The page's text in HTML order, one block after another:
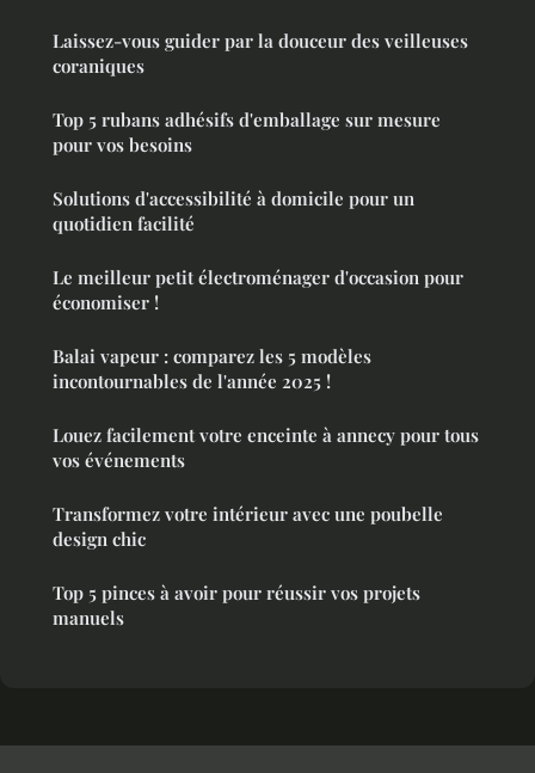
Laissez-vous guider par la douceur des veilleuses
coraniques
Top 5 rubans adhésifs d'emballage sur mesure
pour vos besoins
Solutions d'accessibilité à domicile pour un
quotidien facilité
Le meilleur petit électroménager d'occasion pour
économiser !
Balai vapeur : comparez les 5 modèles
incontournables de l'année 2025 !
Louez facilement votre enceinte à annecy pour tous
vos événements
Transformez votre intérieur avec une poubelle
design chic
Top 5 pinces à avoir pour réussir vos projets
manuels